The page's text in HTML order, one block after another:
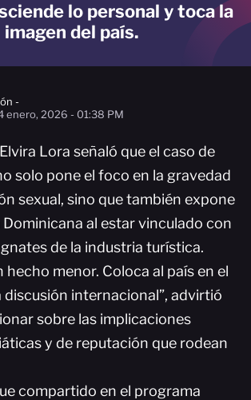
lo personal y toca la
imagen del país.
-
enero, 2026 - 01:38 PM
Lora señaló que el caso de
solo pone el foco en la gravedad
sexual, sino que también expone
Dominicana al estar vinculado con
de la industria turística.
hecho menor. Coloca al país en el
internacional”, advirtió
sobre las implicaciones
y de reputación que rodean
compartido en el programa